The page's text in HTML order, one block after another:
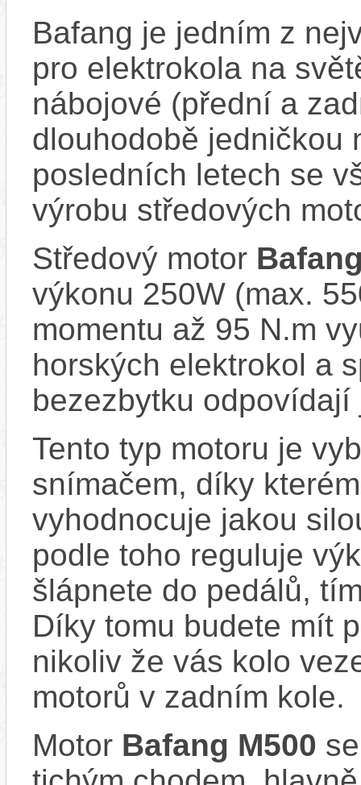
Bafang je jedním z
pro elektrokola na
nábojové (přední a
dlouhodobě jedničkou
posledních letech se
výrobu středových
Středový motor
výkonu 250W (max.
momentu až 95 N.m
horských elektrokol a
bezezbytku odpovídají
Tento typ motoru je
snímačem, díky
vyhodnocuje jakou
podle toho reguluje
šlápnete do pedálů,
Díky tomu budete mít
nikoliv že vás kolo
motorů v zadním kole.
Motor Bafang M500